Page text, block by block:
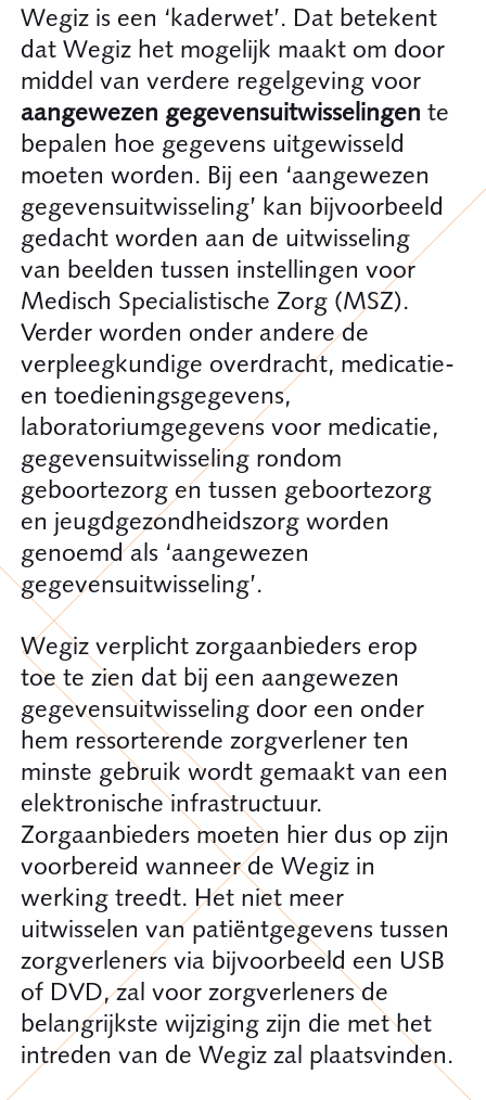
Wegiz is een ‘kaderwet’. Dat betekent
dat Wegiz het mogelijk maakt om door
middel van verdere regelgeving voor
aangewezen gegevensuitwisselingen te
bepalen hoe gegevens uitgewisseld
moeten worden. Bij een ‘aangewezen
gegevensuitwisseling’ kan bijvoorbeeld
gedacht worden aan de uitwisseling
van beelden tussen instellingen voor
Medisch Specialistische Zorg (MSZ).
Verder worden onder andere de
verpleegkundige overdracht, medicatie-
en toedieningsgegevens,
laboratoriumgegevens voor medicatie,
gegevensuitwisseling rondom
geboortezorg en tussen geboortezorg
en jeugdgezondheidszorg worden
genoemd als ‘aangewezen
gegevensuitwisseling’.
Wegiz verplicht zorgaanbieders erop
toe te zien dat bij een aangewezen
gegevensuitwisseling door een onder
hem ressorterende zorgverlener ten
minste gebruik wordt gemaakt van een
elektronische infrastructuur.
Zorgaanbieders moeten hier dus op zijn
voorbereid wanneer de Wegiz in
werking treedt. Het niet meer
uitwisselen van patiëntgegevens tussen
zorgverleners via bijvoorbeeld een USB
of DVD, zal voor zorgverleners de
belangrijkste wijziging zijn die met het
intreden van de Wegiz zal plaatsvinden.